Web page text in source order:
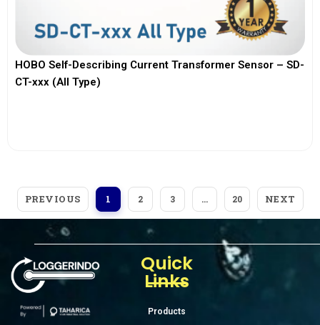
HOBO Self-Describing Current Transformer Sensor – SD-
CT-xxx (All Type)
PREVIOUS 1 2 3 … 20 NEXT
Quick
Links
Products